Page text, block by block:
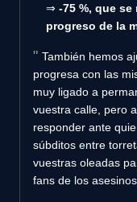
⇒ -75 %, que
progreso de la
También hemos
progresa con las
muy ligado a
vuestra calle, pero
responder ante
súbditos entre
vuestras oleadas
fans de los